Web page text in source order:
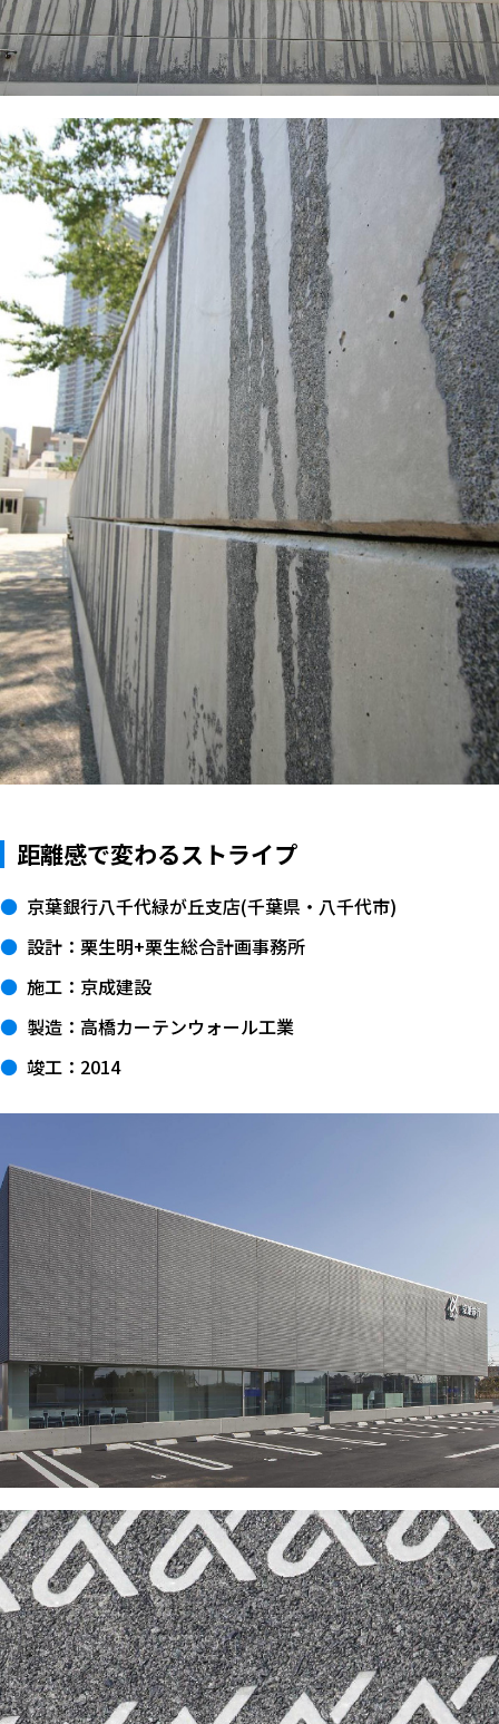
距離感で変わるストライプ
京葉銀行八千代緑が丘支店(千葉県・八千代市)
設計：栗生明+栗生総合計画事務所
施工：京成建設
製造：高橋カーテンウォール工業
竣工：2014